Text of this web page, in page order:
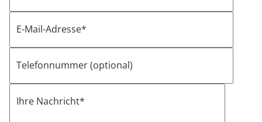
E-Mail-Adresse*
Telefonnummer (optional)
Ihre Nachricht*